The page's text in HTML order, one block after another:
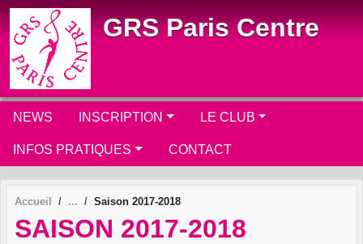
GRS Paris Centre
NEWS INSCRIPTION LE CLUB
INFOS PRATIQUES CONTACT
Accueil Saison 2017-2018
SAISON 2017-2018
Panneau de gestion des cookies